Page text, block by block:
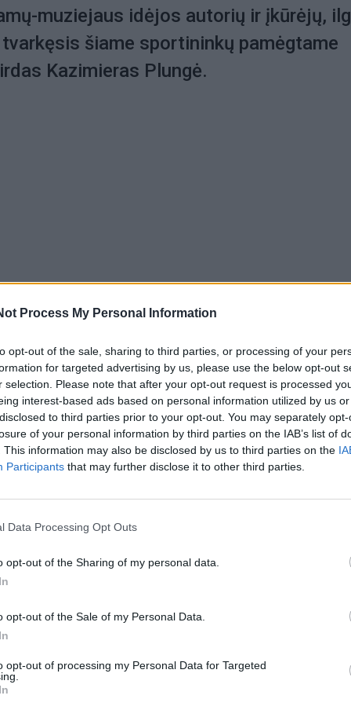
Process My Personal Information
opt-out of the sale, sharing to third parties, or processing of your
for targeted advertising by us, please use the below opt-out
selection. Please note that after your opt-out request is processed
interest-based ads based on personal information utilized by us
to third parties prior to your opt-out. You may separately
of your personal information by third parties on the IAB’s list of
This information may also be disclosed by us to third parties on the
Participants that may further disclose it to other third parties.
Data Processing Opt Outs
opt-out of the Sharing of my personal data.
opt-out of the Sale of my Personal Data.
opt-out of processing my Personal Data for Targeted
muziejaus idėjos autorių ir įkūrėjų,
šiame sportininkų pamėgtame
Kazimieras Plungė.
medalį "Už nuopelnus olimpizmui" jam įteikė olimpinė
Daina Gudzinevičiūtė.
Jurčys viename renginyje apie A. Plungę yra labai
sporto enciklopedija. Už Algirdą Plungę labiau
aš nepažįstu".
su A. Plunge ar pasiteirauti tam tikrų sporto